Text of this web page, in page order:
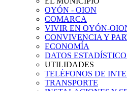
OYÓN - OION
COMARCA
VIVIR EN OYÓN-
CONVIVENCIA Y
ECONOMÍA
DATOS
UTILIDADES
TELÉFONOS DE
TRANSPORTE